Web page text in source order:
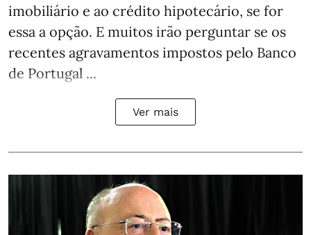
imobiliário e ao crédito hipotecário, se for
essa a opção. E muitos irão perguntar se os
recentes agravamentos impostos pelo Banco
de Portugal ...
Ver mais